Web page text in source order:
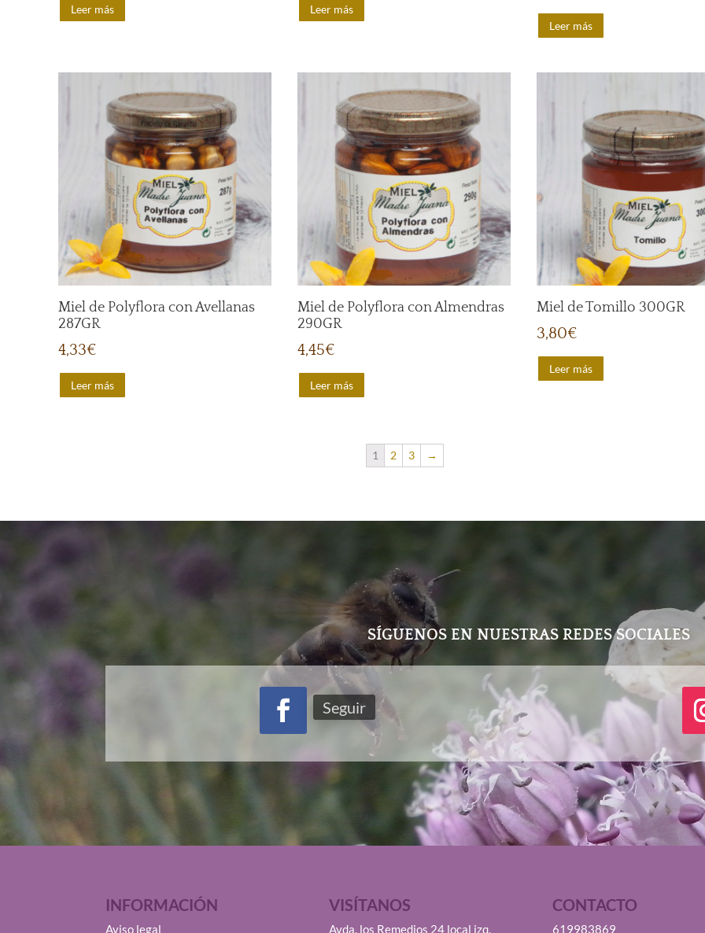
Leer más Leer más
Leer más
Miel de Polyflora con Avellanas
287GR
4,33€
Leer más
Miel de Polyflora con Almendras
290GR
4,45€
Leer más
Miel de Tomillo 300GR
3,80€
Leer más
1 2 3 →
SÍGUENOS EN NUESTRAS REDES SOCIALES
Seguir
INFORMACIÓN
Aviso legal
VISÍTANOS
Avda. los Remedios 24 local izq.
CONTACTO
619983869